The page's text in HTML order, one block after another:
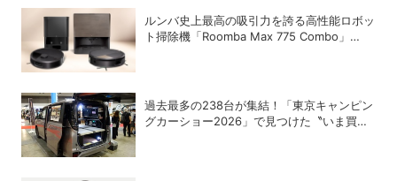
ルンバ史上最高の吸引力を誇る高性能ロボッ
ト掃除機「Roomba Max 775 Combo」
過去最多の238台が集結！「東京キャンピン
グカーショー2026」で見つけた〝いま買う